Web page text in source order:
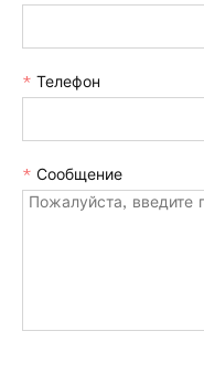
* Телефон
* Сообщение